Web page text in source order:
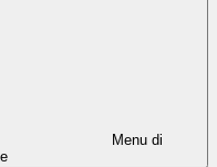
Menu di